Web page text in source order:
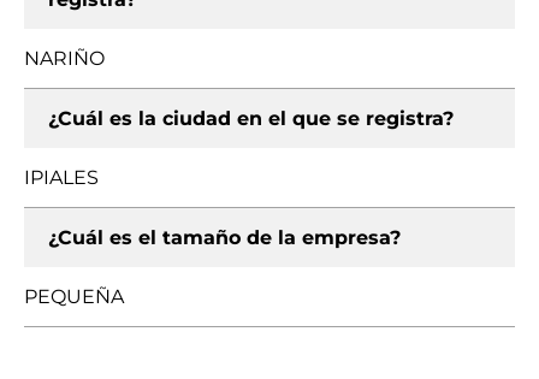
NARIÑO
¿Cuál es la ciudad en el que se registra?
IPIALES
¿Cuál es el tamaño de la empresa?
PEQUEÑA